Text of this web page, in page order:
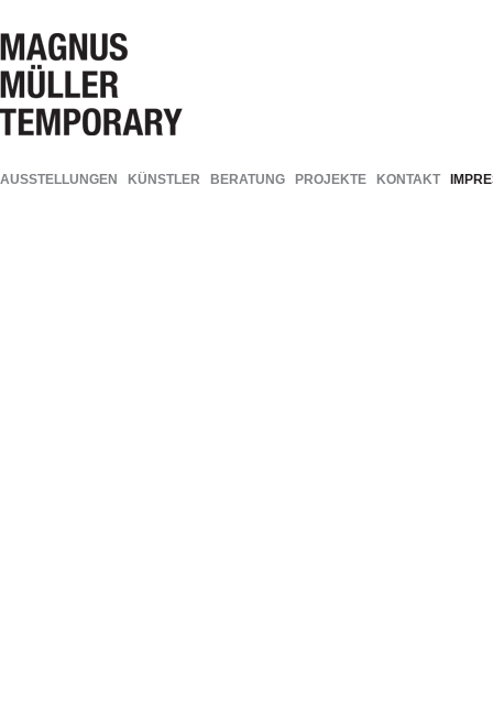
AUSSTELLUNGEN KÜNSTLER BERATUNG PROJEKTE KONTAKT